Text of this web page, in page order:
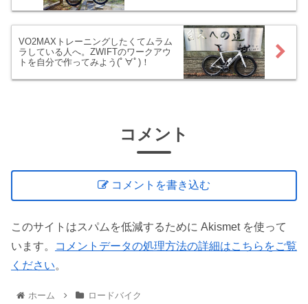
VO2MAXトレーニングしたくてムラム
ラしている人へ。ZWIFTのワークアウ
トを自分で作ってみよう(ﾟ∀ﾟ)！
コメント
コメントを書き込む
このサイトはスパムを低減するために Akismet を使って
います。
コメントデータの処理方法の詳細はこちらをご覧
ください。
ホーム ロードバイク